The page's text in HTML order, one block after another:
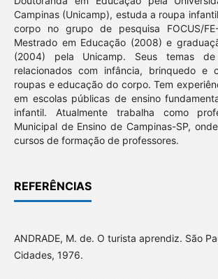
Campinas (Unicamp), estuda a roupa
corpo no grupo de pesquisa FOCUS/
Mestrado em Educação (2008) e
(2004) pela Unicamp. Seus temas
relacionados com infância, brinquedo e
roupas e educação do corpo. Tem
em escolas públicas de ensino
infantil. Atualmente trabalha como
Municipal de Ensino de Campinas-SP,
cursos de formação de professores.
REFERÊNCIAS
ANDRADE, M. de. O turista aprendiz. São
Cidades, 1976.